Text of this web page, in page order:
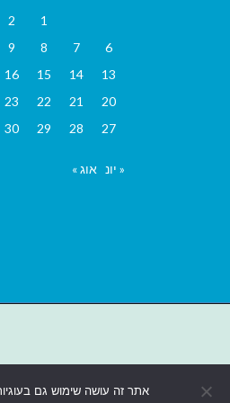
1
2
6
7
8
9
13
14
15
16
20
21
22
23
27
28
29
30
« יונ אוג »
אתר זה עושה שימוש גם